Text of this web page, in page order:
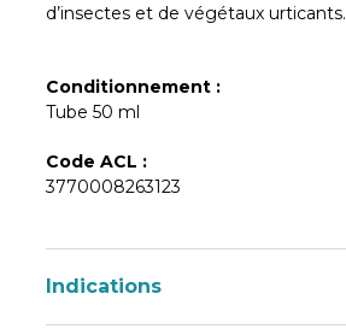
d’insectes et de végétaux urticants.
Conditionnement :
Tube 50 ml
Code ACL :
3770008263123
Indications